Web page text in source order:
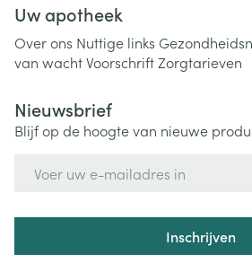
Uw apotheek
Over ons Nuttige links
van wachtVoorschriftZorgtarieven
Nieuwsbrief
Blijf op de hoogte van nieuwe
Inschrijven